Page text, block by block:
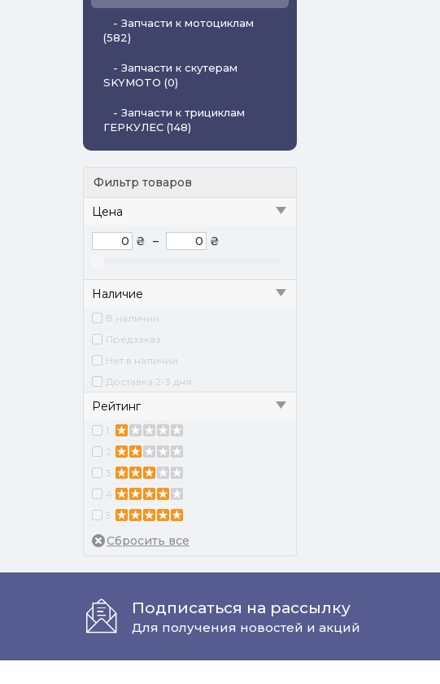
- Запчасти к мотоциклам
(582)
- Запчасти к скутерам
SKYMOTO (0)
- Запчасти к трициклам
ГЕРКУЛЕС (148)
Фильтр товаров
Цена
₴ – ₴
Наличие
В наличии
Предзаказ
Нет в наличии
Доставка 2-3 дня
Рейтинг
1
2
3
4
5
Подписаться на рассылку
Для получения новостей и акций